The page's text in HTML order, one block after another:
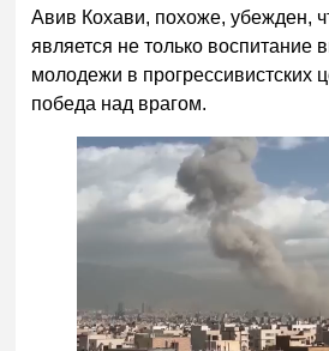
Авив Кохави, похоже, убежден,
является не только воспитание
молодежи в прогрессивистских
победа над врагом.